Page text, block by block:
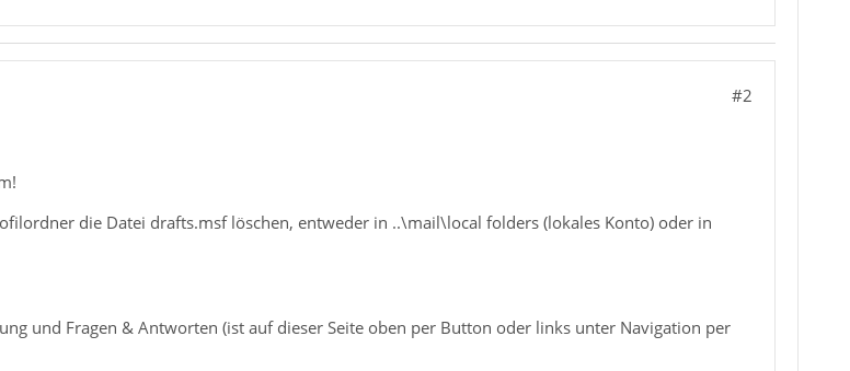
#2
die Datei drafts.msf löschen, entweder in ..\mail\local folders (lokales Konto) oder in
und Fragen & Antworten (ist auf dieser Seite oben per Button oder links unter Navigation per